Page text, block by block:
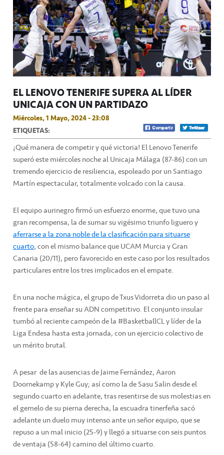
EL LENOVO TENERIFE SUPERA AL LÍDER
UNICAJA CON UN PARTIDAZO
Miércoles, 1 Mayo, 2024 - 23:08
ETIQUETAS:
¡Qué manera de competir y qué victoria! El Lenovo Tenerife
superó este miércoles noche al Unicaja Málaga (87-86) con un
tremendo ejercicio de resiliencia, espoleado por un Santiago
Martín espectacular, totalmente volcado con la causa.
El equipo aurinegro firmó un esfuerzo enorme, que tuvo una
gran recompensa, la de sumar su vigésimo triunfo liguero y
aferrarse a la zona noble de la clasificación para situarse
cuarto, con el mismo balance que UCAM Murcia y Gran
Canaria (20/11), pero favorecido en este caso por los resultados
particulares entre los tres implicados en el empate.
En una noche mágica, el grupo de Txus Vidorreta dio un paso al
frente para enseñar su ADN competitivo. El conjunto insular
tumbó al reciente campeón de la #BasketballCL y líder de la
Liga Endesa hasta esta jornada, con un ejercicio colectivo de
un mérito brutal.
A pesar de las ausencias de Jaime Fernández, Aaron
Doornekamp y Kyle Guy; así como la de Sasu Salin desde el
segundo cuarto en adelante, tras resentirse de sus molestias en
el gemelo de su pierna derecha, la escuadra tinerfeña sacó
adelante un duelo muy intenso ante un señor equipo, que se
repuso a un mal inicio (25-9) y llegó a situarse con seis puntos
de ventaja (58-64) camino del último cuarto.